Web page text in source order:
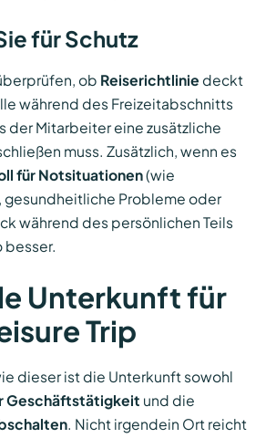
für Schutz
ob Reiserichtlinie deckt
während des Freizeitabschnitts
der Mitarbeiter eine zusätzliche
muss. Zusätzlich, wenn es
für Notsituationen(wie
gesundheitliche Probleme oder
während des persönlichen Teils
besser.
Unterkunft für
Trip
dieser ist die Unterkunft sowohl
Geschäftstätigkeit und die
. Nicht irgendein Ort reicht